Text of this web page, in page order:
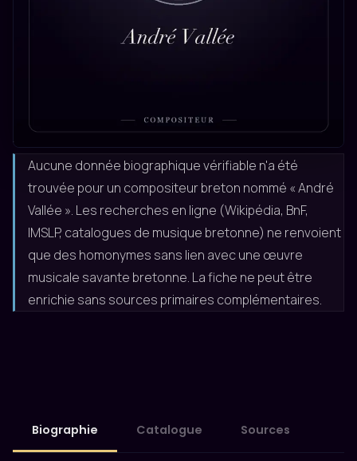
André Vallée
Aucune donnée biographique vérifiable n'a été
trouvée pour un compositeur breton nommé « André
Vallée ». Les recherches en ligne (Wikipédia, BnF,
IMSLP, catalogues de musique bretonne) ne renvoient
que des homonymes sans lien avec une œuvre
musicale savante bretonne. La fiche ne peut être
enrichie sans sources primaires complémentaires.
Biographie Catalogue Sources